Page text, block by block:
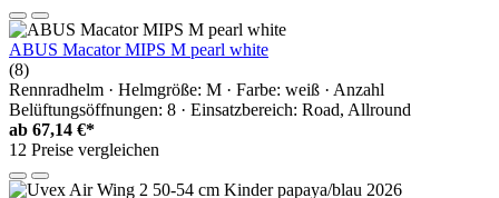
ABUS Macator MIPS M pearl white
(8)
Rennradhelm · Helmgröße: M · Farbe: weiß · Anzahl
Belüftungsöffnungen: 8 · Einsatzbereich: Road, Allround
ab 67,14 €*
12 Preise vergleichen